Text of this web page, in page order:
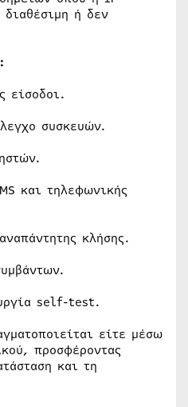
διαθέσιμη ή δεν
είσοδοι.
συσκευών.
και τηλεφωνικής
κλήσης.
self-test.
είτε μέσω
προσφέροντας
και τη